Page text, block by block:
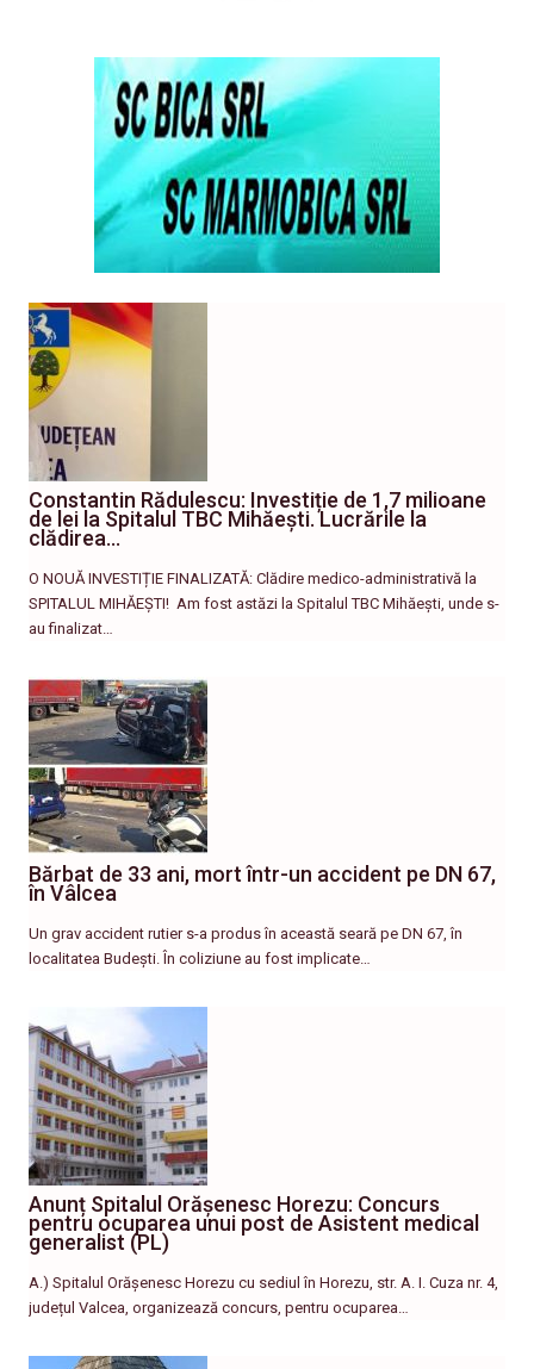
Constantin Rădulescu: Investiție de 1,7 milioane
de lei la Spitalul TBC Mihăești. Lucrările la
clădirea…
O NOUĂ INVESTIȚIE FINALIZATĂ: Clădire medico-administrativă la
SPITALUL MIHĂEȘTI! ​ Am fost astăzi la Spitalul TBC Mihăești, unde s-
au finalizat…
Bărbat de 33 ani, mort într-un accident pe DN 67,
în Vâlcea
Un grav accident rutier s-a produs în această seară pe DN 67, în
localitatea Budești. În coliziune au fost implicate…
Anunț Spitalul Orășenesc Horezu: Concurs
pentru ocuparea unui post de Asistent medical
generalist (PL)
A.) Spitalul Orășenesc Horezu cu sediul în Horezu, str. A. I. Cuza nr. 4,
județul Valcea, organizează concurs, pentru ocuparea…